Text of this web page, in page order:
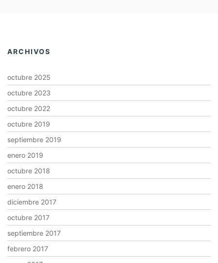
ARCHIVOS
octubre 2025
octubre 2023
octubre 2022
octubre 2019
septiembre 2019
enero 2019
octubre 2018
enero 2018
diciembre 2017
octubre 2017
septiembre 2017
febrero 2017